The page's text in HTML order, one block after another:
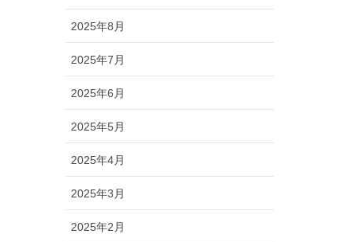
2025年8月
2025年7月
2025年6月
2025年5月
2025年4月
2025年3月
2025年2月